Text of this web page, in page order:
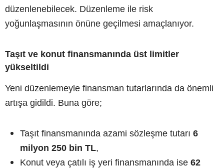
düzenlenebilecek. Düzenleme ile risk
yoğunlaşmasının önüne geçilmesi amaçlanıyor.
Taşıt ve konut finansmanında üst limitler
yükseltildi
Yeni düzenlemeyle finansman tutarlarında da önemli
artışa gidildi. Buna göre;
Taşıt finansmanında azami sözleşme tutarı 6
milyon 250 bin TL,
Konut veya çatılı iş yeri finansmanında ise 62